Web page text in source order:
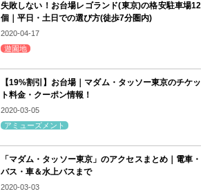
失敗しない！お台場レゴランド(東京)の格安駐車場12
個｜平日・土日での選び方(徒歩7分圏内)
2020-04-17
遊園地
【19%割引】お台場｜マダム・タッソー東京のチケッ
ト料金・クーポン情報！
2020-03-05
アミューズメント
「マダム・タッソー東京」のアクセスまとめ｜電車・
バス・車＆水上バスまで
2020-03-03